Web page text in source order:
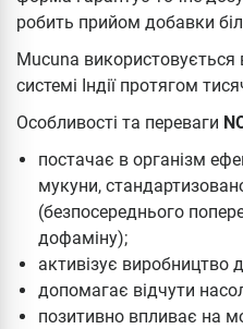
робить прийом добавки
Mucuna використовується
системі Індії протягом
Особливості та переваги
постачає в організм
мукуни,
(безпосереднього
дофаміну);
активізує виробництво
допомагає відчути
позитивно впливає на